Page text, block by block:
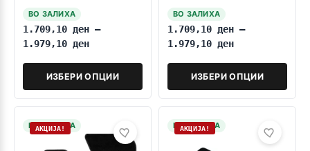
ВО ЗАЛИХА
1.709,10 ден –
1.979,10 ден
ИЗБЕРИ ОПЦИИ
ВО ЗАЛИХА
1.709,10 ден –
1.979,10 ден
ИЗБЕРИ ОПЦИИ
НА ЗАЛИХА
АКЦИЈА! НА ЗАЛИХА
АКЦИЈА!